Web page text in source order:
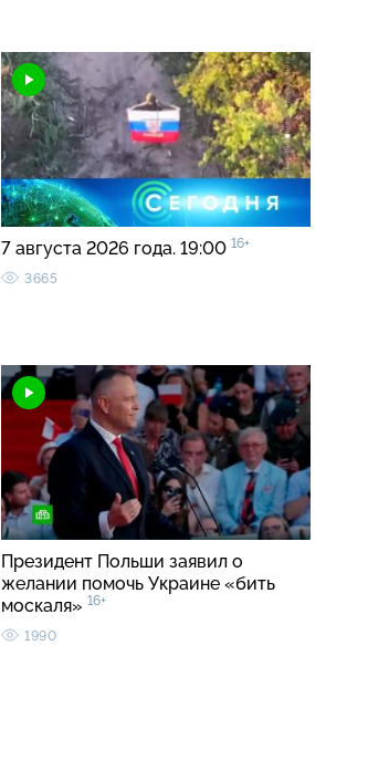
7 августа 2026 года. 19:00 16+
3665
Президент Польши заявил о
желании помочь Украине «бить
москаля» 16+
1990